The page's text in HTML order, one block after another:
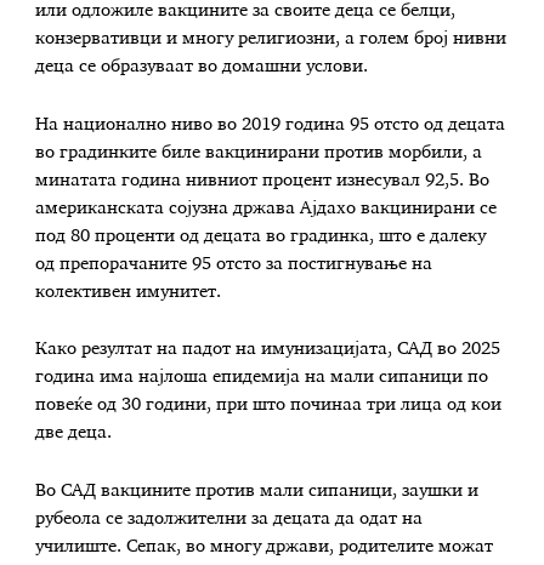
или одложиле вакцините за своите деца се белци,
конзервативци и многу религиозни, а голем број нивни
деца се образуваат во домашни услови.
На национално ниво во 2019 година 95 отсто од децата
во градинките биле вакцинирани против морбили, а
минатата година нивниот процент изнесувал 92,5. Во
американската сојузна држава Ајдахо вакцинирани се
под 80 проценти од децата во градинка, што е далеку
од препорачаните 95 отсто за постигнување на
колективен имунитет.
Како резултат на падот на имунизацијата, САД во 2025
година има најлоша епидемија на мали сипаници по
повеќе од 30 години, при што починаа три лица од кои
две деца.
Во САД вакцините против мали сипаници, заушки и
рубеола се задолжителни за децата да одат на
училиште. Сепак, во многу држави, родителите можат